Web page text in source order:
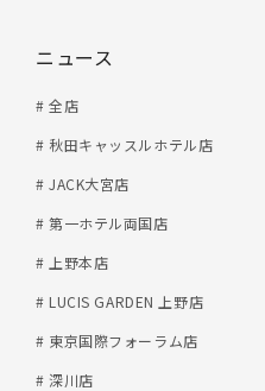
ニュース
# 全店
# 秋田キャッスルホテル店
# JACK大宮店
# 第一ホテル両国店
# 上野本店
# LUCIS GARDEN 上野店
# 東京国際フォーラム店
# 深川店